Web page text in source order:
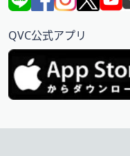
QVC公式アプリ